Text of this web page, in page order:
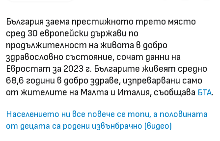
България заема престижното трето място
сред 30 европейски държави по
продължителност на живота в добро
здравословно състояние, сочат данни на
Евростат за 2023 г. Българите живеят средно
68,6 години в добро здраве, изпреварвани само
от жителите на Малта и Италия, съобщава БТА.
Населението ни все повече се топи, а половината
от децата са родени извънбрачно (видео)